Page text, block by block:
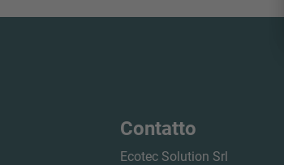
Contatto
Ecotec Solution Srl